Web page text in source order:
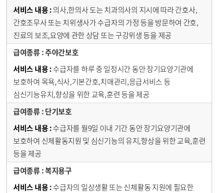
의사,한의사 도는 치과의사의 지시에 따라 간호사,
간호조무사 또는 치위생사가 수급자의 가정 등을 방문하여 간호,
진료의 보조,요양에 관한 상담 또는 구강위생 등을 제공
주야간보호
수급자를 하루 중 일정시간 동안 장기요양기관에
보호하여 목욕,식사,기본간호,치매관리,응급서비스 등
심신기능유지,향상을 위한 교육,훈련 등을 제공
단기보호
수급자를 월9일 이내 기간 동안 장기요양기관에
보호하여 신체활동지원 및 심신기능의 유지,향상을 위한 교육,훈련
등을 제공
복지용구
수급자의 일상생활 또는 신체활동 지원에 필요한